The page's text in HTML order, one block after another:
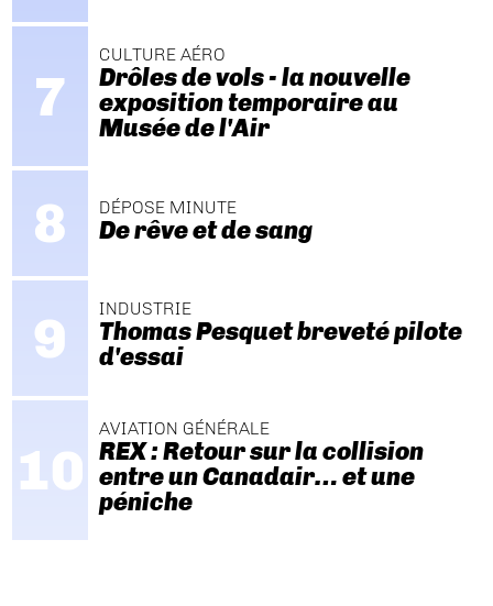
CULTURE AÉRO
Drôles de vols - la nouvelle
exposition temporaire au
Musée de l'Air
DÉPOSE MINUTE
De rêve et de sang
INDUSTRIE
Thomas Pesquet breveté pilote
d'essai
AVIATION GÉNÉRALE
REX : Retour sur la collision
entre un Canadair… et une
péniche